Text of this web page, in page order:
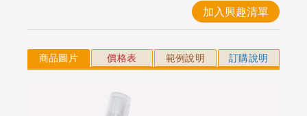
加入興趣清單
商品圖片 價格表 範例說明 訂購說明